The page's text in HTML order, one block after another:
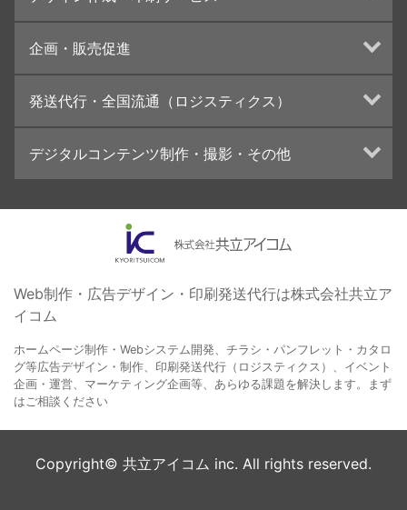
UI・UXデザイン設計
カタログデザインの制作・印刷
学校・会社案内パンフレット制作・印刷
高精細印刷（スブリマ印刷）
社内報
名刺
一般印刷 （オンデマンド・オフセット）
ユニバーサル・コミュニケーション・デザイン
企画・販売促進
ブランディング戦略
コンテンツ制作
採用プロモーション
発送代行・全国流通（ロジスティクス）
デジタルコンテンツ制作・撮影・その他
イラスト・キャラクター制作
ロゴデザイン・CI設計
コピー・ライティング
電子ブック制作
自社メディア
Web制作・広告デザイン・印刷発送代行は株式会社共立ア
イコム
ホームページ制作・Webシステム開発、チラシ・パンフレット・カタロ
グ等広告デザイン・制作、印刷発送代行（ロジスティクス）、イベント
企画・運営、マーケティング企画等、あらゆる課題を解決します。まず
はご相談ください
Copyright© 共立アイコム inc. All rights reserved.